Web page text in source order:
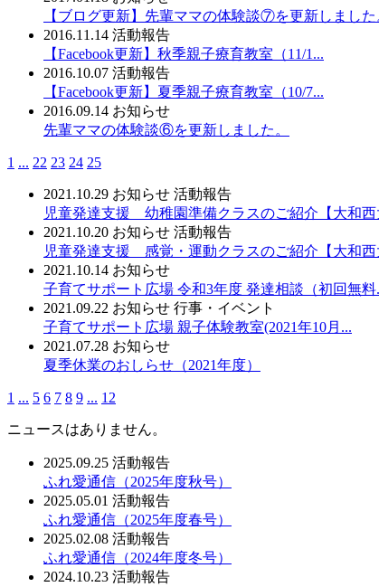
【ブログ更新】先輩ママの体験談⑦を更新しました
2016.11.14 活動報告
【Facebook更新】秋季親子療育教室（11/1...
2016.10.07 活動報告
【Facebook更新】夏季親子療育教室（10/7...
2016.09.14 お知らせ
先輩ママの体験談⑥を更新しました。
1 ... 22 23 24 25
2021.10.29 お知らせ 活動報告
児童発達支援 幼稚園準備クラスのご紹介【大和西
2021.10.20 お知らせ 活動報告
児童発達支援 感覚・運動クラスのご紹介【大和西
2021.10.14 お知らせ
子育てサポート広場 令和3年度 発達相談（初回無料
2021.09.22 お知らせ 行事・イベント
子育てサポート広場 親子体験教室(2021年10月...
2021.07.28 お知らせ
夏季休業のおしらせ（2021年度）
1 ... 5 6 7 8 9 ... 12
ニュースはありません。
2025.09.25 活動報告
ふれ愛通信（2025年度秋号）
2025.05.01 活動報告
ふれ愛通信（2025年度春号）
2025.02.08 活動報告
ふれ愛通信（2024年度冬号）
2024.10.23 活動報告